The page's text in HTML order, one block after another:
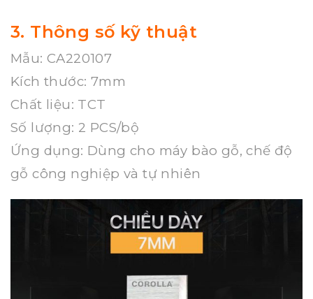
3. Thông số kỹ thuật
Mẫu: CA220107
Kích thước: 7mm
Chất liệu: TCT
Số lượng: 2 PCS/bộ
Ứng dụng: Dùng cho máy bào gỗ, chế độ
gỗ công nghiệp và tự nhiên